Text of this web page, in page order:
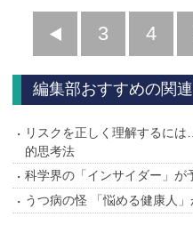
前
へ
3 4
編集部おすすめの関
リスクを正しく理解するに
的思考法
科学界の「インサイダー」が
うつ病の怪 「悩める健康人